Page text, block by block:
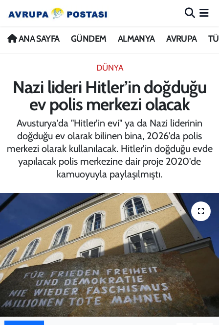
ANA SAYFA GÜNDEM ALMANYA AVRUPA
DÜNYA
Nazi lideri Hitler’in doğduğu
ev polis merkezi olacak
Avusturya'da "Hitler’in evi" ya da Nazi liderinin
doğduğu ev olarak bilinen bina, 2026'da polis
merkezi olarak kullanılacak. Hitler’in doğduğu evde
yapılacak polis merkezine dair proje 2020'de
kamuoyuyla paylaşılmıştı.
ANA SAYFA
ALMANYA
AVRUPA
TÜRKİYE
DÜNYA
KADIN
YAZARLAR
Nöbetçi Eczaneler
İstanbul Namaz Vakitleri
Trafik Durumu
Avrupa Ligi Puan Durumu ve Fikstür
Tüm Manşetler
Haber Arşivi